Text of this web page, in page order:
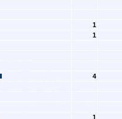
1
1
4
1